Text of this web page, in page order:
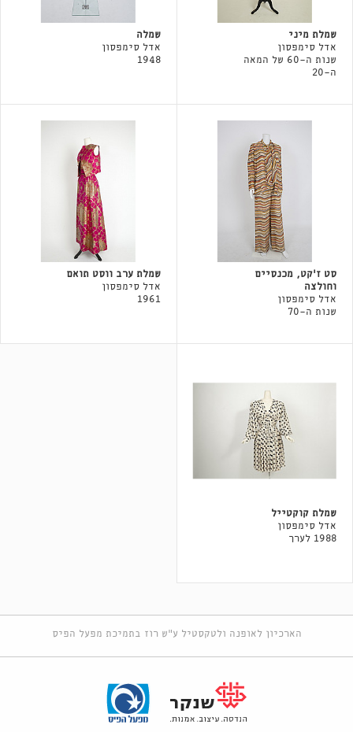
שמלת מיני
אדל סימפסון
שנות ה-60 של המאה
ה-20
שמלה
אדל סימפסון
1948
סט ז׳קט, מכנסיים
וחולצה
אדל סימפסון
שנות ה-70
שמלת ערב ווסט תואם
אדל סימפסון
1961
שמלת קוקטייל
אדל סימפסון
1988 לערך
הארכיון לאופנה ולטקסטיל ע"ש רוז בתמיכת מפעל הפיס